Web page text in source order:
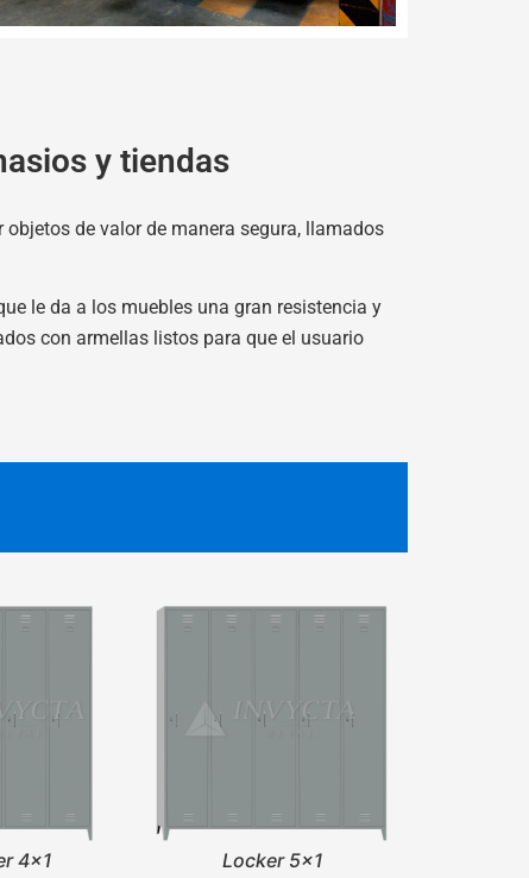
y tiendas
de valor de manera segura, llamados
le da a los muebles una gran resistencia y
con armellas listos para que el usuario
4x1 Locker 5x1